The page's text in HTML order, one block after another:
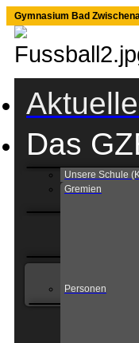
Gymnasium Bad
Das
Unsere Schule
Gremien
Personen